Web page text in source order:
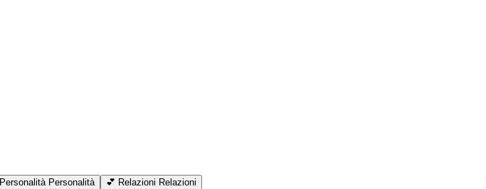
Personalità Personalità 💕 Relazioni Relazioni